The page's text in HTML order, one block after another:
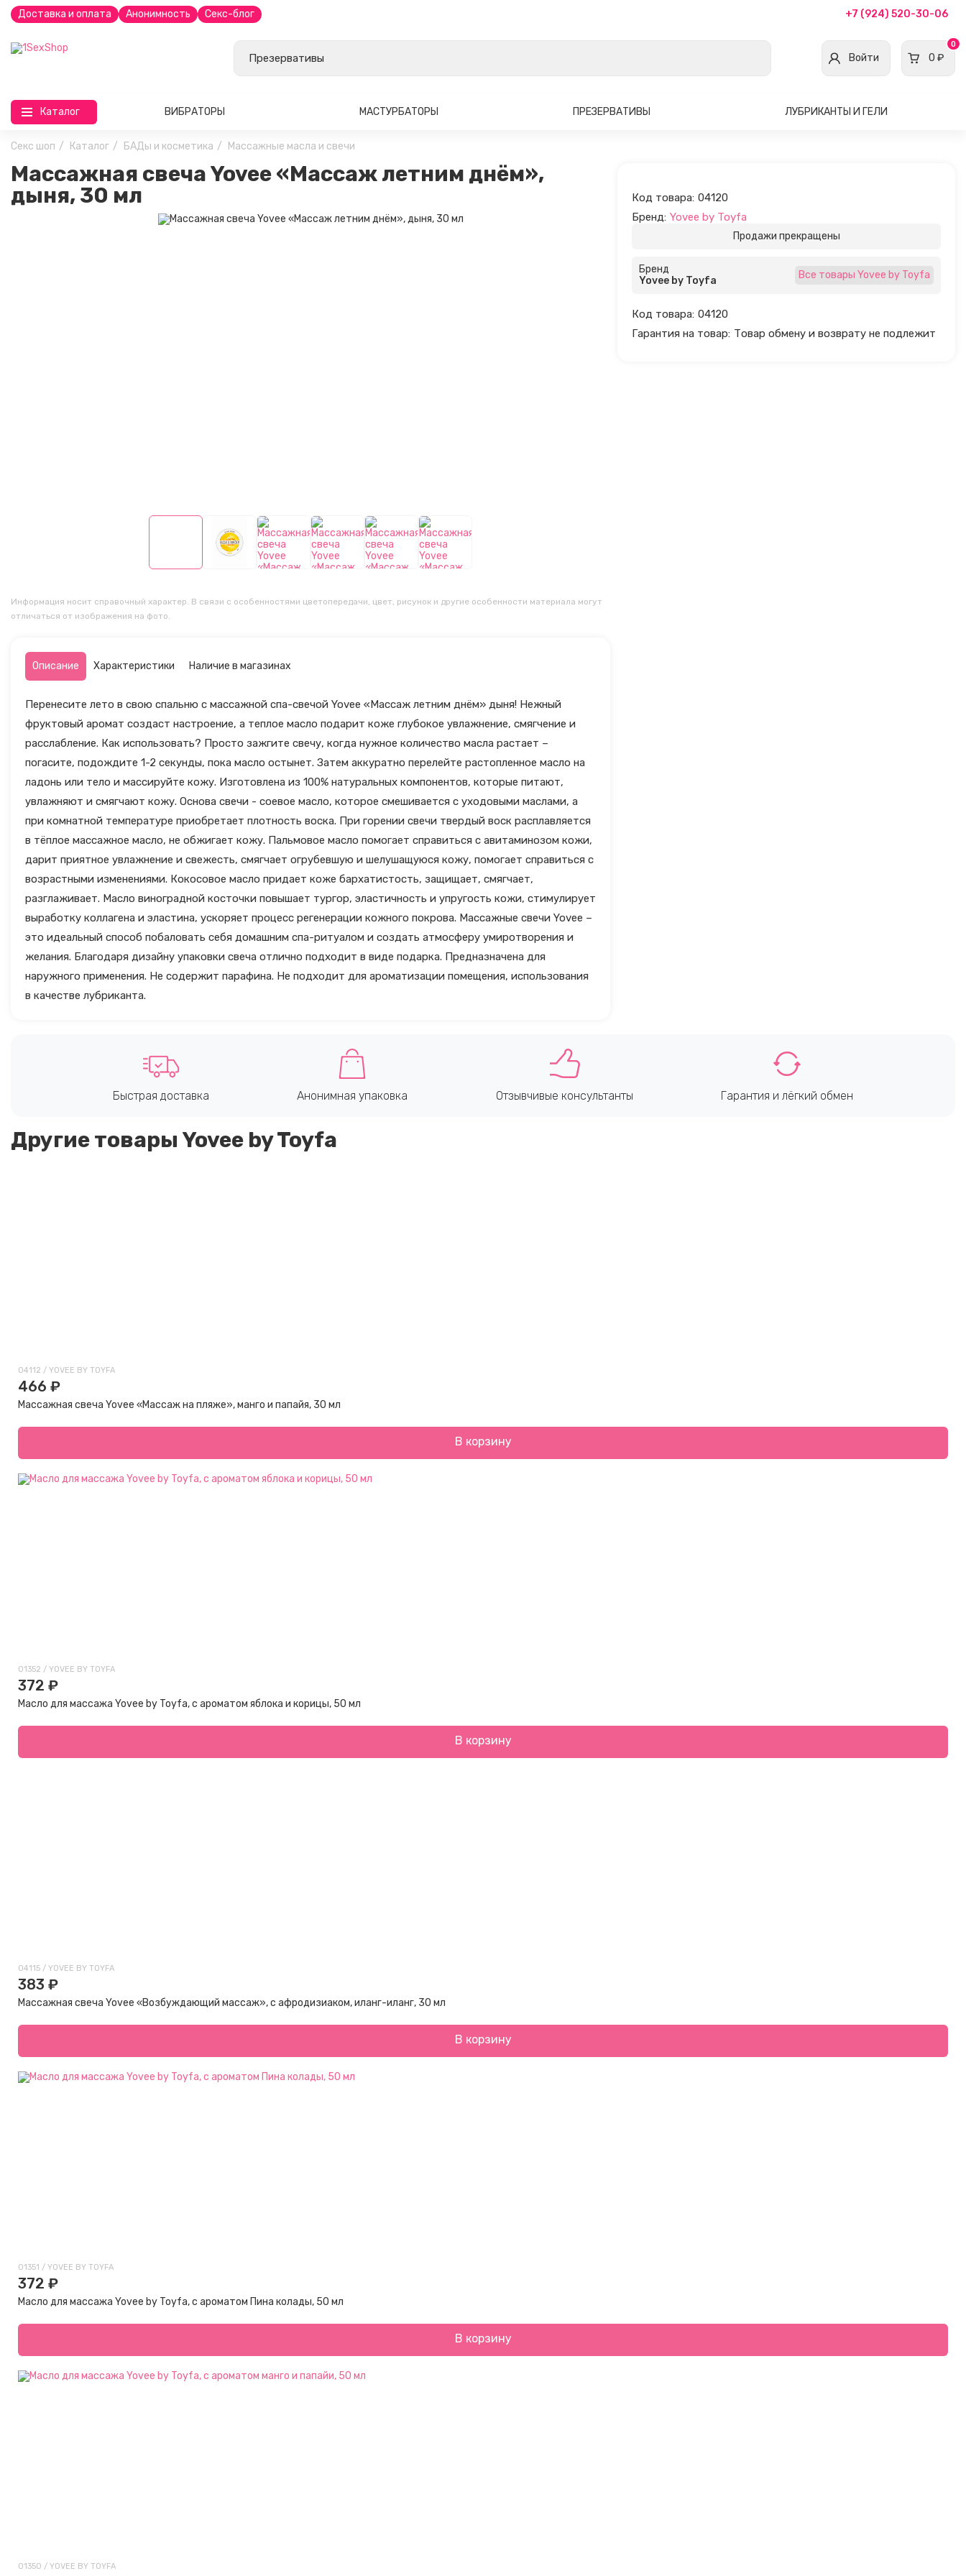
Доставка и оплата Анонимность Секс-блог +7 (924) 520-30-06
Войти
0
0 ₽
Каталог ВИБРАТОРЫ МАСТУРБАТОРЫ ПРЕЗЕРВАТИВЫ ЛУБРИКАНТЫ И ГЕЛИ
Секс шоп Каталог БАДы и косметика Массажные масла и свечи
Код товара: 04120
Бренд: Yovee by Toyfa
Продажи прекращены
Бренд
Yovee by Toyfa
Все товары Yovee by Toyfa
Код товара: 04120
Гарантия на товар: Товар обмену и возврату не подлежит
Массажная свеча Yovee «Массаж летним днём»,
дыня, 30 мл
Информация носит справочный характер. В связи с особенностями цветопередачи, цвет, рисунок и другие особенности материала могут
отличаться от изображения на фото.
Описание Характеристики Наличие в магазинах
Перенесите лето в свою спальню с массажной спа-свечой Yovee «Массаж летним днём» дыня! Нежный
фруктовый аромат создаст настроение, а теплое масло подарит коже глубокое увлажнение, смягчение и
расслабление. Как использовать? Просто зажгите свечу, когда нужное количество масла растает –
погасите, подождите 1-2 секунды, пока масло остынет. Затем аккуратно перелейте растопленное масло на
ладонь или тело и массируйте кожу. Изготовлена из 100% натуральных компонентов, которые питают,
увлажняют и смягчают кожу. Основа свечи - соевое масло, которое смешивается с уходовыми маслами, а
при комнатной температуре приобретает плотность воска. При горении свечи твердый воск расплавляется
в тёплое массажное масло, не обжигает кожу. Пальмовое масло помогает справиться с авитаминозом кожи,
дарит приятное увлажнение и свежесть, смягчает огрубевшую и шелушащуюся кожу, помогает справиться с
возрастными изменениями. Кокосовое масло придает коже бархатистость, защищает, смягчает,
разглаживает. Масло виноградной косточки повышает тургор, эластичность и упругость кожи, стимулирует
выработку коллагена и эластина, ускоряет процесс регенерации кожного покрова. Массажные свечи Yovee –
это идеальный способ побаловать себя домашним спа-ритуалом и создать атмосферу умиротворения и
желания. Благодаря дизайну упаковки свеча отлично подходит в виде подарка. Предназначена для
наружного применения. Не содержит парафина. Не подходит для ароматизации помещения, использования
в качестве лубриканта.
Быстрая доставка Анонимная упаковка Отзывчивые консультанты Гарантия и лёгкий обмен
Другие товары Yovee by Toyfa
04112 / YOVEE BY TOYFA
466 ₽
Массажная свеча Yovee «Массаж на пляже», манго и папайя, 30 мл
В корзину
01352 / YOVEE BY TOYFA
372 ₽
Масло для массажа Yovee by Toyfa, с ароматом яблока и корицы, 50 мл
В корзину
04115 / YOVEE BY TOYFA
383 ₽
Массажная свеча Yovee «Возбуждающий массаж», с афродизиаком, иланг-иланг, 30 мл
В корзину
01351 / YOVEE BY TOYFA
372 ₽
Масло для массажа Yovee by Toyfa, с ароматом Пина колады, 50 мл
В корзину
01350 / YOVEE BY TOYFA